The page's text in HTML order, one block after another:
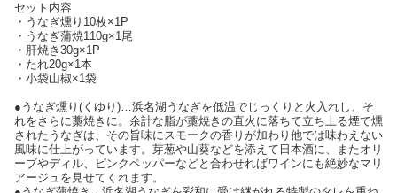
セット内容
・うなぎ燻り10枚×1P
・うなぎ蒲焼110g×1尾
・肝焼き30g×1P
・たれ20g×1本
・小袋山椒×1袋
●うなぎ燻り(くゆり)…浜名湖うなぎを低温でじっくりと火入れし、そ
れをさらに藁焼きに。余計な脂が藁焼きの直火に落ちて立ち上る煙で燻
されたうなぎは、その旨味にスモークの香りが加わり他では味わえない
風味に仕上がっています。芽葱や山葵などを添えて日本酒に、またオリ
ーブやディル、ピンクペッパーなどと合わせればワインにも絶妙なマリ
アージュを見せてくれます。